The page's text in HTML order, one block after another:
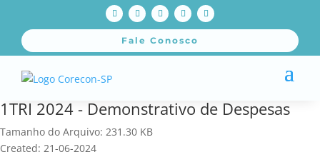
Fale Conosco
1TRI 2024 - Demonstrativo de Despesas
Tamanho do Arquivo: 231.30 KB
Created: 21-06-2024